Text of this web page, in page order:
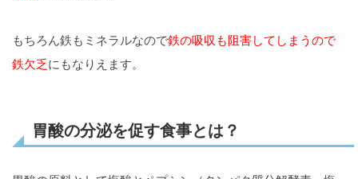
もちろん鉄もミネラルなので鉄の吸収も阻害してしまうので
鉄欠乏にもなりえます。
胃酸の分泌を促す食事とは？